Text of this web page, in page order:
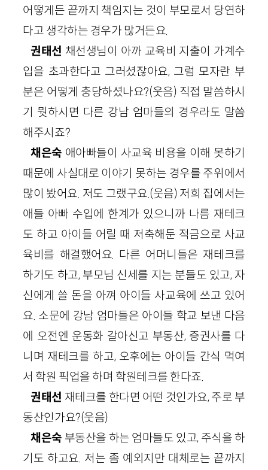
어떻게든 끝까지 책임지는 것이 부모로서 당연하
다고 생각하는 경우가 많거든요.
권태선 채선생님이 아까 교육비 지출이 가계수
입을 초과한다고 그러셨잖아요, 그럼 모자란 부
분은 어떻게 충당하셨나요?(웃음) 직접 말씀하시
기 뭣하시면 다른 강남 엄마들의 경우라도 말씀
해주시죠?
채은숙 애아빠들이 사교육 비용을 이해 못하기
때문에 사실대로 이야기 못하는 경우를 주위에서
많이 봤어요. 저도 그랬구요.(웃음) 저희 집에서는
애들 아빠 수입에 한계가 있으니까 나름 재테크
도 하고 아이들 어릴 때 저축해둔 적금으로 사교
육비를 해결했어요. 다른 어머니들은 재테크를
하기도 하고, 부모님 신세를 지는 분들도 있고, 자
신에게 쓸 돈을 아껴 아이들 사교육에 쓰고 있어
요. 소문에 강남 엄마들은 아이들 학교 보낸 다음
에 오전엔 운동화 갈아신고 부동산, 증권사를 다
니며 재테크를 하고, 오후에는 아이들 간식 먹여
서 학원 픽업을 하며 학원테크를 한다죠.
권태선 재테크를 한다면 어떤 것인가요, 주로 부
동산인가요?(웃음)
채은숙 부동산을 하는 엄마들도 있고, 주식을 하
기도 하고요. 저는 좀 예외지만 대체로는 끝까지